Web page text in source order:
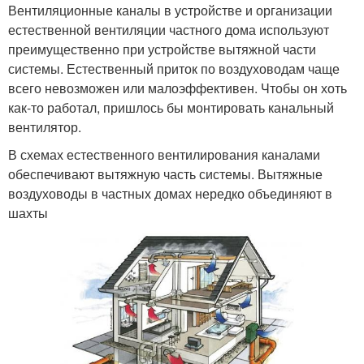
Вентиляционные каналы в устройстве и организации
естественной вентиляции частного дома используют
преимущественно при устройстве вытяжной части
системы. Естественный приток по воздуховодам чаще
всего невозможен или малоэффективен. Чтобы он хоть
как-то работал, пришлось бы монтировать канальный
вентилятор.
В схемах естественного вентилирования каналами
обеспечивают вытяжную часть системы. Вытяжные
воздуховоды в частных домах нередко объединяют в
шахты